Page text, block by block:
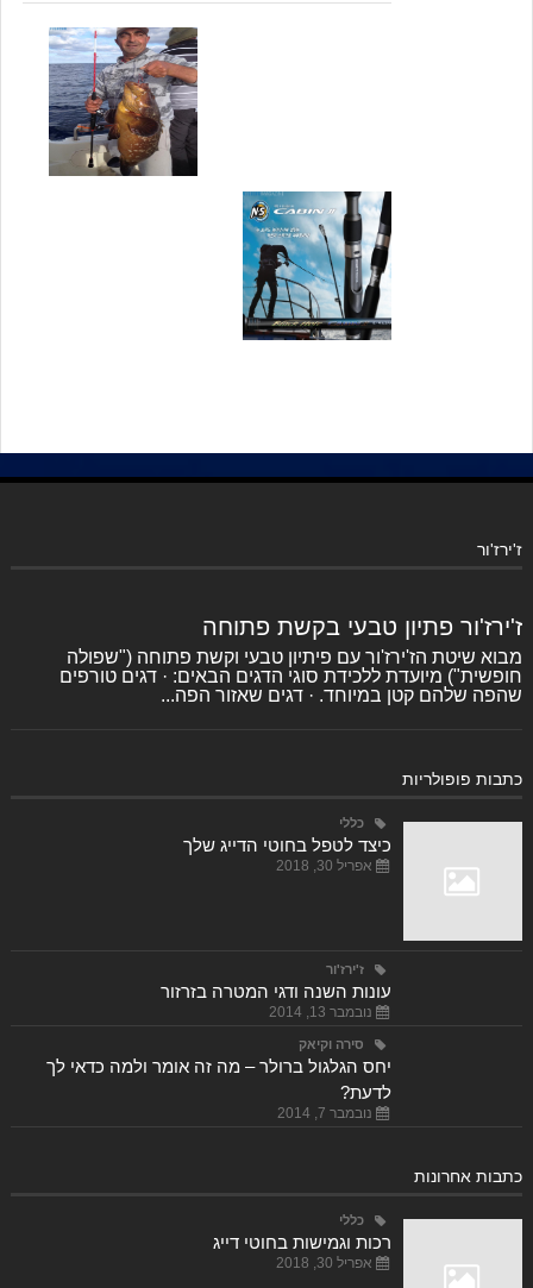
ז'ירז'ור
ז'ירז'ור פתיון טבעי בקשת פתוחה
מבוא שיטת הז'ירז'ור עם פיתיון טבעי וקשת פתוחה ("שפולה
חופשית") מיועדת ללכידת סוגי הדגים הבאים: · דגים טורפים
שהפה שלהם קטן במיוחד. · דגים שאזור הפה...
כתבות פופולריות
כללי
כיצד לטפל בחוטי הדייג שלך
אפריל 30, 2018
ז'ירז'ור
עונות השנה ודגי המטרה בזרזור
נובמבר 13, 2014
סירה וקיאק
יחס הגלגול ברולר – מה זה אומר ולמה כדאי לך
לדעת?
נובמבר 7, 2014
כתבות אחרונות
כללי
רכות וגמישות בחוטי דייג
אפריל 30, 2018